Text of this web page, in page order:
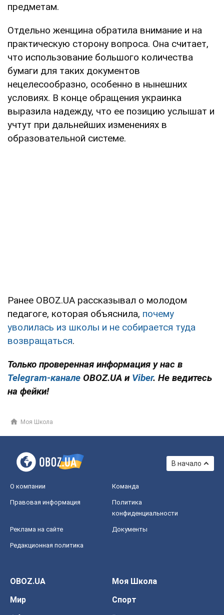
предметам.
Отдельно женщина обратила внимание и на
практическую сторону вопроса. Она считает,
что использование большого количества
бумаги для таких документов
нецелесообразно, особенно в нынешних
условиях. В конце обращения украинка
выразила надежду, что ее позицию услышат и
учтут при дальнейших изменениях в
образовательной системе.
Ранее OBOZ.UA рассказывал о молодом
педагоге, которая объяснила, почему
уволилась из школы и не собирается туда
возвращаться.
Только проверенная информация у нас в
Telegram-канале OBOZ.UA и Viber. Не ведитесь
на фейки!
Моя Школа
В начало
О компании Команда
Правовая информация
Политика
конфиденциальности
Реклама на сайте Документы
Редакционная политика
OBOZ.UA
Моя Школа
Мир
Спорт